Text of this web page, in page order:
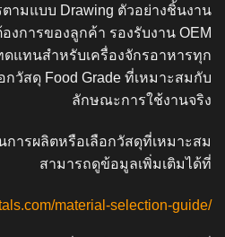
ามแบบ Drawing ตัวอย่างชิ้นงาน
การของลูกค้า รองรับงาน OEM
แทนสำหรับเครื่องจักรอาหารทุก
กวัสดุ Food Grade ที่เหมาะสมกับ
ลักษณะการใช้งานจริง
ารผลิตหรือเลือกวัสดุที่เหมาะสม
สามารถดูข้อมูลเพิ่มเติมได้ที่
material-selection-guide/